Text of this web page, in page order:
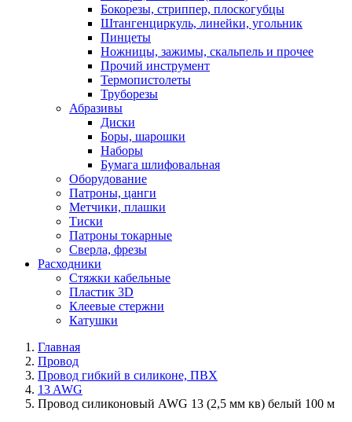
Бокорезы, cтриппер, плоскогубцы
Штангенциркуль, линейки, угольник
Пинцеты
Ножницы, зажимы, скальпель и прочее
Прочий инструмент
Термопистолеты
Труборезы
Абразивы
Диски
Боры, шарошки
Наборы
Бумага шлифовальная
Оборудование
Патроны, цанги
Метчики, плашки
Тиски
Патроны токарные
Сверла, фрезы
Расходники
Стяжки кабельные
Пластик 3D
Клеевые стержни
Катушки
Главная
Провод
Провод гибкий в силиконе, ПВХ
13 AWG
Провод силиконовый AWG 13 (2,5 мм кв) белый 100 м